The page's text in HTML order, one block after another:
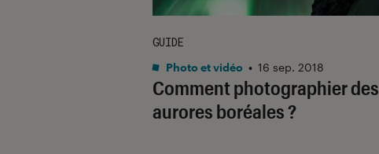
Comment photographier des
aurores boréales ?
GUIDE
Photo et vidéo • 16 sep. 2018